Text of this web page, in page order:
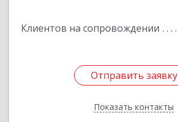
Клиентов на сопровождении
Отправить заявку
Показать контакты
Отправить заявку
Назад